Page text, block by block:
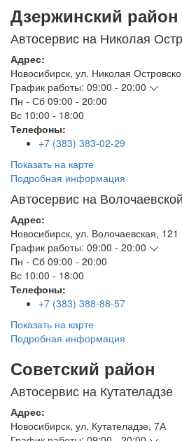
Дзержинский район
Автосервис на Николая
Адрес:
Новосибирск, ул. Николая
График работы: 09:00 - 20:00
Пн - Сб 09:00 - 20:00
Вс 10:00 - 18:00
Телефоны:
+7 (383) 383-02-29
Показать на карте
Подробная информация
Автосервис на Волочаевской
Адрес:
Новосибирск, ул. Волочаевская, 121
График работы: 09:00 - 20:00
Пн - Сб 09:00 - 20:00
Вс 10:00 - 18:00
Телефоны:
+7 (383) 388-88-57
Показать на карте
Подробная информация
Советский район
Автосервис на Кутателадзе
Адрес:
Новосибирск, ул. Кутателадзе, 7А